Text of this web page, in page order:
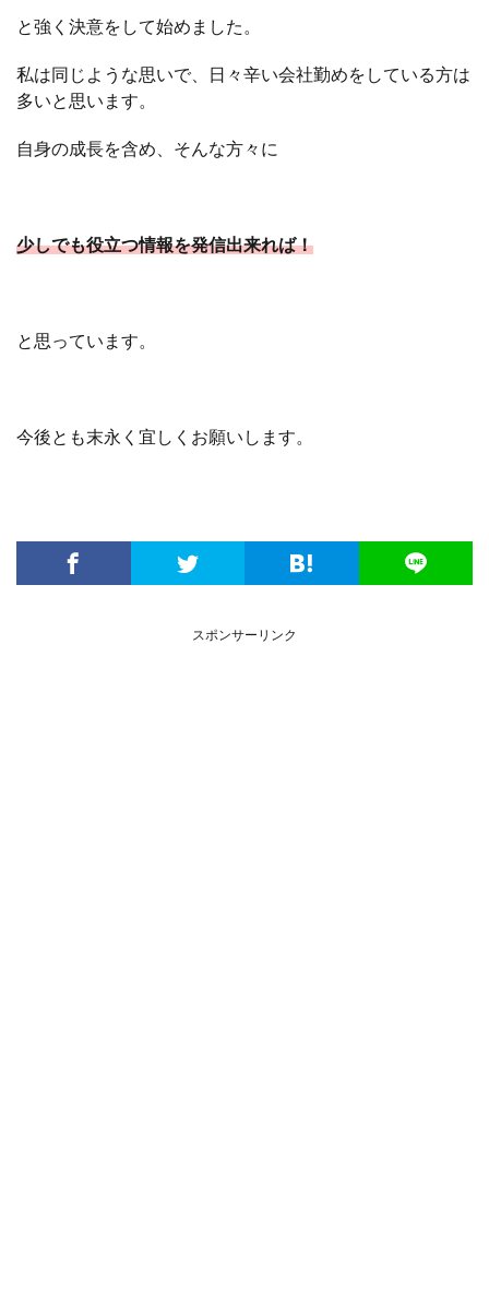
と強く決意をして始めました。
私は同じような思いで、日々辛い会社勤めをしている方は
多いと思います。
自身の成長を含め、そんな方々に
少しでも役立つ情報を発信出来れば！
と思っています。
今後とも末永く宜しくお願いします。
スポンサーリンク